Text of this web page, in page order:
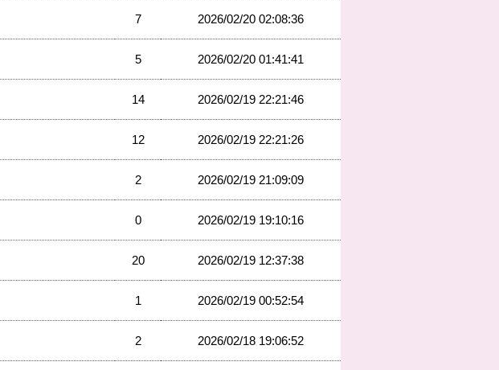
7 2026/02/20 02:08:36
5 2026/02/20 01:41:41
14 2026/02/19 22:21:46
12 2026/02/19 22:21:26
2 2026/02/19 21:09:09
0 2026/02/19 19:10:16
20 2026/02/19 12:37:38
1 2026/02/19 00:52:54
2 2026/02/18 19:06:52